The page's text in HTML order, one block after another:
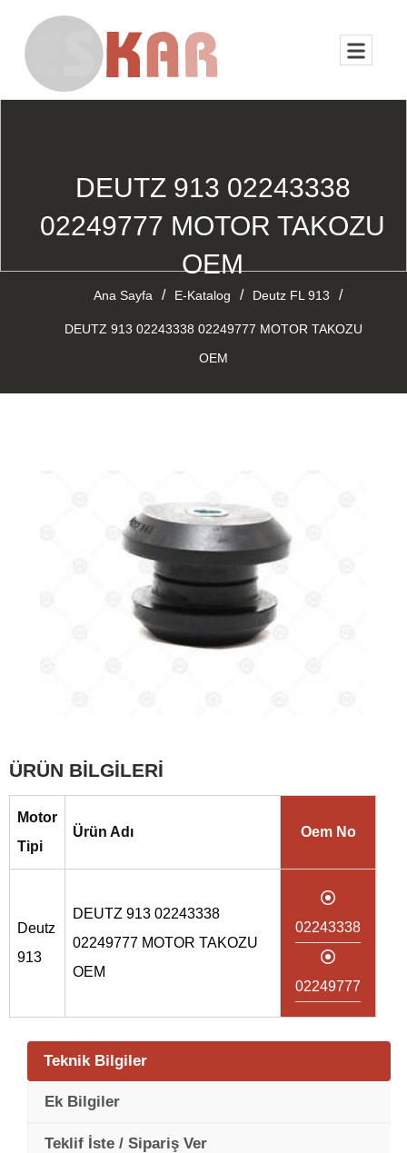
DEUTZ 913 02243338
02249777 MOTOR TAKOZU
OEM
Ana Sayfa / E-Katalog / Deutz FL 913 /
DEUTZ 913 02243338 02249777 MOTOR TAKOZU
OEM
ÜRÜN BİLGİLERİ
Motor
Tipi
Ürün Adı Oem No
Deutz
913
DEUTZ 913 02243338
02249777 MOTOR TAKOZU
OEM
02243338
02249777
Teknik Bilgiler
Ek Bilgiler
Teklif İste / Sipariş Ver